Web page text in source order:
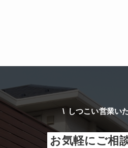
\ しつこい営業い
お気軽にご相